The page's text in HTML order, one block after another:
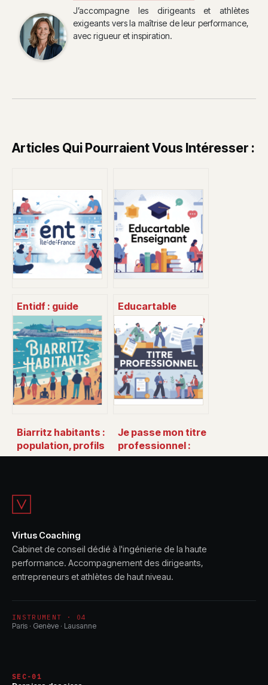
J’accompagne les dirigeants et athlètes
exigeants vers la maîtrise de leur performance,
avec rigueur et inspiration.
Articles Qui Pourraient Vous Intéresser :
Entidf : guide
complet pour
comprendre et
utiliser ce
dispositif
Educartable
enseignant : guide
pratique pour bien
l’utiliser en classe
Biarritz habitants :
population, profils
et qualité de vie
Je passe mon titre
professionnel :
étapes, conseils
Virtus Coaching
Cabinet de conseil dédié à l'ingénierie de la haute
performance. Accompagnement des dirigeants,
entrepreneurs et athlètes de haut niveau.
INSTRUMENT · 04
Paris · Genève · Lausanne
SEC-01